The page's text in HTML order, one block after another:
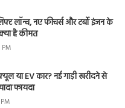
लॉन्च, नए फीचर्स और टर्बो इंजन के
है कीमत
या EV कार? नई गाड़ी खरीदने से
फायदा